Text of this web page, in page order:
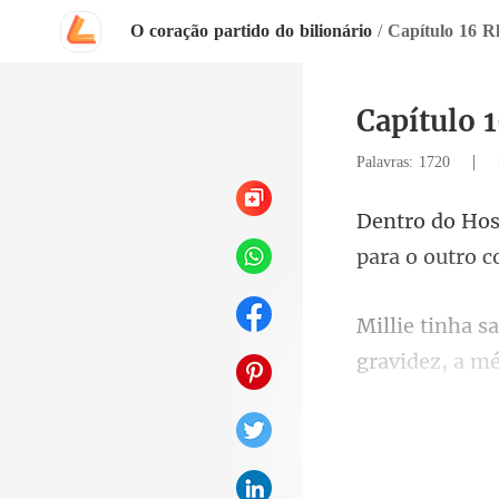
O coração partido do bilionário / Capítulo 16
Capítulo
Palavras: 1720 |
gravidez, a